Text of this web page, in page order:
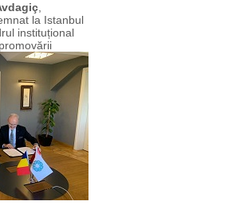
la Istanbul
instituțional